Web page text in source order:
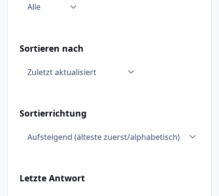
Sortieren nach
Sortierrichtung
Letzte Antwort